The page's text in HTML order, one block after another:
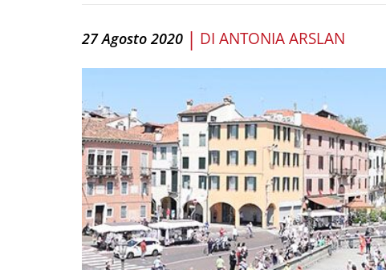
27 Agosto 2020 | DI ANTONIA ARSLAN